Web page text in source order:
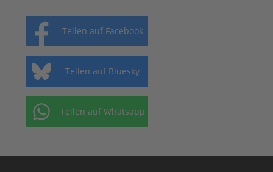
Teilen auf Facebook
Teilen auf Bluesky
Teilen auf Whatsapp